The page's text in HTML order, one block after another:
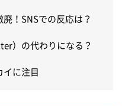
！SNSでの反応は？
）の代わりになる？
イに注目